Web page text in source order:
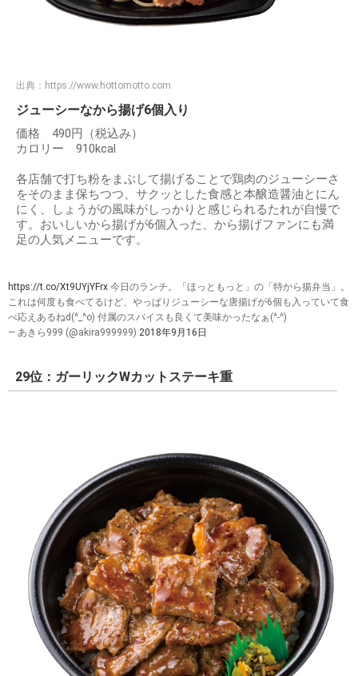
出典： https://www.hottomotto.com
ジューシーなから揚げ6個入り
価格 490円（税込み）
カロリー 910kcal
各店舗で打ち粉をまぶして揚げることで鶏肉のジューシーさ
をそのまま保ちつつ、サクッとした食感と本醸造醤油とにん
にく、しょうがの風味がしっかりと感じられるたれが自慢で
す。おいしいから揚げが6個入った、から揚げファンにも満
足の人気メニューです。
https://t.co/Xt9UYjYFrx 今日のランチ。「ほっともっと」の「特から揚弁当」。
これは何度も食べてるけど、やっぱりジューシーな唐揚げが6個も入っていて食
べ応えあるねd(^_^o) 付属のスパイスも良くて美味かったなぁ(^-^)
— あきら999 (@akira999999) 2018年9月16日
29位：ガーリックWカットステーキ重